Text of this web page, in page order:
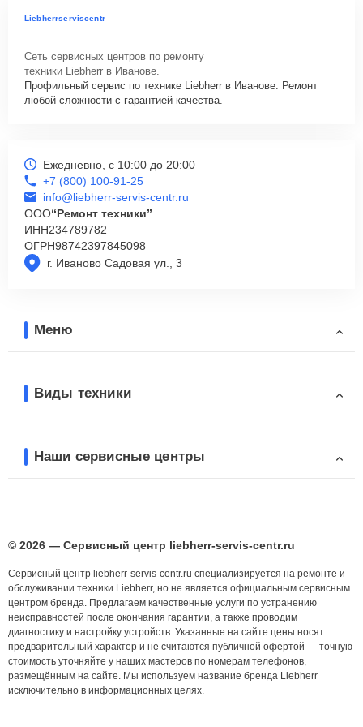
Liebherrserviscentr
Сеть сервисных центров по ремонту
техники Liebherr в Иванове.
Профильный сервис по технике Liebherr в Иванове. Ремонт
любой сложности с гарантией качества.
г. Иваново Садовая ул., 3
Ежедневно, с 10:00 до 20:00
+7 (800) 100-91-25
info@liebherr-servis-centr.ru
ООО“Ремонт техники”
ИНН234789782
ОГРН98742397845098
Меню
Виды техники
Наши сервисные центры
© 2026 — Сервисный центр liebherr-servis-centr.ru
Сервисный центр liebherr-servis-centr.ru специализируется на ремонте и
обслуживании техники Liebherr, но не является официальным сервисным
центром бренда. Предлагаем качественные услуги по устранению
неисправностей после окончания гарантии, а также проводим
диагностику и настройку устройств. Указанные на сайте цены носят
предварительный характер и не считаются публичной офертой — точную
стоимость уточняйте у наших мастеров по номерам телефонов,
размещённым на сайте. Мы используем название бренда Liebherr
исключительно в информационных целях.